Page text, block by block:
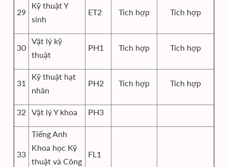
29
Kỹ thuật Y
sinh
ET2 Tích hợp Tích hợp
30
Vật lý kỹ
thuật
PH1 Tích hợp Tích hợp
31
Kỹ thuật hạt
nhân
PH2 Tích hợp Tích hợp
32 Vật lý Y khoa PH3
33
Tiếng Anh
Khoa học Kỹ
thuật và Công
FL1